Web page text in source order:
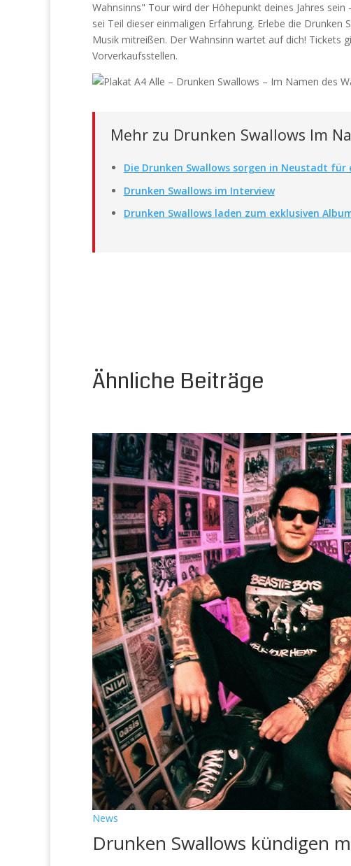
Wahnsinns" Tour wird der Höhepunkt deines Jahres
sei Teil dieser einmaligen Erfahrung. Erlebe die
Musik mitreißen. Der Wahnsinn wartet auf dich! Tickets
Vorverkaufsstellen.
Mehr zu Drunken Swallows Im
Die Drunken Swallows sorgen in Neustadt
Drunken Swallows im Interview
Drunken Swallows laden zum exklusiven
Ähnliche Beiträge
News
Drunken Swallows kündigen